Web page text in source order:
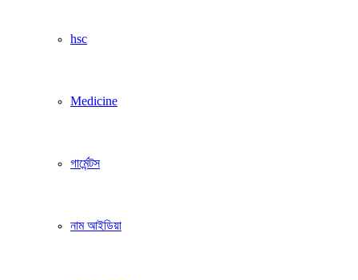
hsc
Medicine
গার্মেন্টস
নাম আইডিয়া